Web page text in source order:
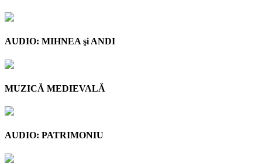
AUDIO: MIHNEA şi ANDI
MUZICĂ MEDIEVALĂ
AUDIO: PATRIMONIU